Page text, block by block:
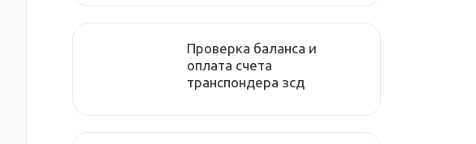
Проверка баланса и
оплата счета
транспондера зсд